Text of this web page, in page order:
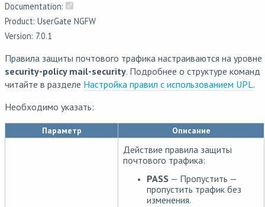
Documentation:
Product: UserGate NGFW
Version: 7.0.1
Правила защиты почтового трафика настраиваются на уровне
security-policy mail-security. Подробнее о структуре команд
читайте в разделе Настройка правил с использованием UPL.
Необходимо указать:
Параметр Описание
Действие правила защиты
почтового трафика:
PASS — Пропустить —
пропустить трафик без
изменения.